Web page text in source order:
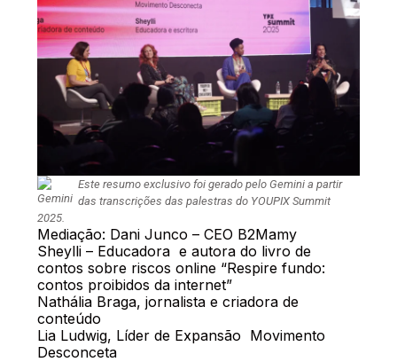
Este resumo exclusivo foi gerado pelo Gemini a partir
das transcrições das palestras do YOUPIX Summit
2025.
Mediação: Dani Junco – CEO B2Mamy
Sheylli – Educadora e autora do livro de
contos sobre riscos online “Respire fundo:
contos proibidos da internet”
Nathália Braga, jornalista e criadora de
conteúdo
Lia Ludwig, Líder de Expansão Movimento
Desconceta